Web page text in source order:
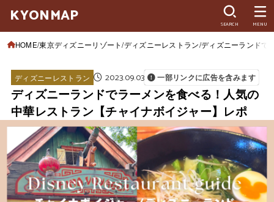
KYONMAP SEARCH MENU
HOME 東京ディズニーリゾート ディズニーレストラン ディズニーランドで
ディズニーレストラン 2023.09.03 一部リンクに広告を含みます
ディズニーランドでラーメンを食べる！人気の
中華レストラン【チャイナボイジャー】レポ